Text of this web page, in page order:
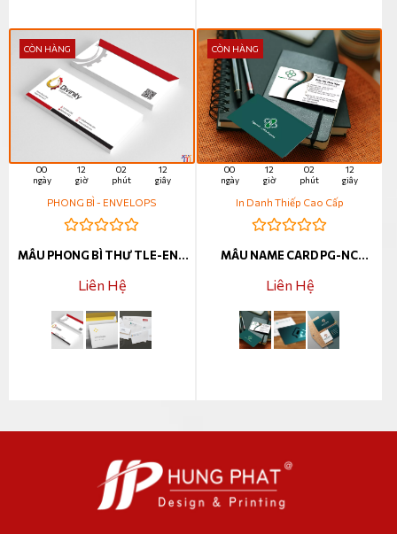
CÒN HÀNG
00
ngày
12
giờ
02
phút
11
giây
PHONG BÌ - ENVELOPS
MẪU PHONG BÌ THƯ TLE-ENV
Liên Hệ
CÒN HÀNG
00
ngày
12
giờ
02
phút
11
giây
In Danh Thiếp Cao Cấp
MẪU NAME CARD PG-NC
Liên Hệ